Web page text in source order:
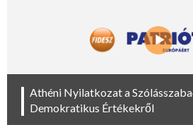
Athéni Nyilatkozat a
Demokratikus Értékekről